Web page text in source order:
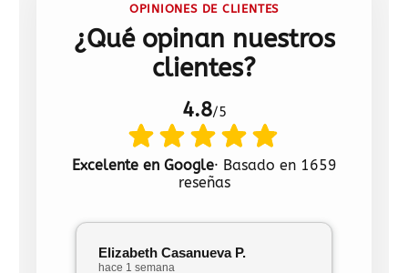
OPINIONES DE CLIENTES
¿Qué opinan nuestros
clientes?
4.8/5
Excelente en Google· Basado en 1659
reseñas
Elizabeth Casanueva P.
hace 1 semana